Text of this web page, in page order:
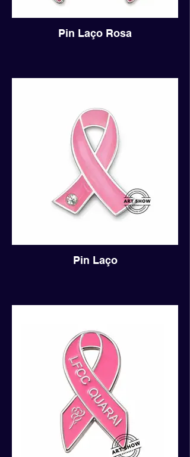
Pin Laço Rosa
Pin Laço